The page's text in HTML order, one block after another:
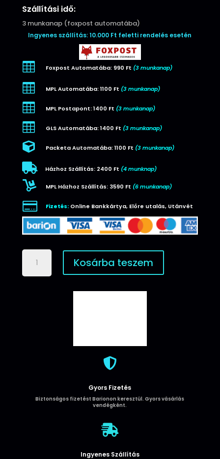
Szállítási idő:
3 munkanap (foxpost automatába)
Ingyenes szállítás: 10.000 Ft feletti rendelés esetén
 Foxpost Automatába: 990 Ft (3 munkanap)
 MPL Automatába: 1100 Ft (3 munkanap)
 MPL Postapont: 1400 Ft (3 munkanap)
 GLS Automatába: 1400 Ft (3 munkanap)
 Packeta Automatába: 1100 Ft (3 munkanap)
 Házhoz Szállítás: 2400 Ft (4 munknap)
 MPL Házhoz Szállítás: 3590 Ft (6 munkanap)
 Fizetés:Online Bankkártya, Előre utalás, Utánvét
Apple
iPhone
11
Kosárba teszem

Gyors Fizetés
Biztonságos fizetést Barionon keresztül. Gyors vásárlás
vendégként.

Ingyenes Szállítás